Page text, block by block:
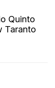
Quinto
Taranto